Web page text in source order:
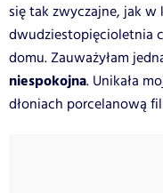
się tak zwyczajne, jak
dwudziestopięcioletnia
domu. Zauważyłam
niespokojna. Unikała
dłoniach porcelanową